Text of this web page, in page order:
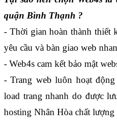
quận Bình Thạnh ?
- Thời gian hoàn thành thiết
yêu cầu và bàn giao web
- Web4s cam kết bảo mật
- Trang web luôn hoạt
load trang nhanh do được
hosting Nhân Hòa chất lượng